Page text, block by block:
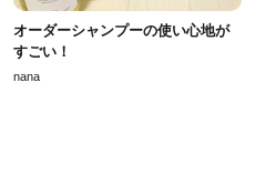
オーダーシャンプーの使い心地が
すごい！
nana